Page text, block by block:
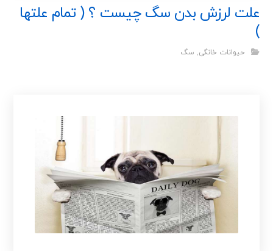
علت لرزش بدن سگ چیست ؟ ( تمام علتها
)
حیوانات خانگی, سگ